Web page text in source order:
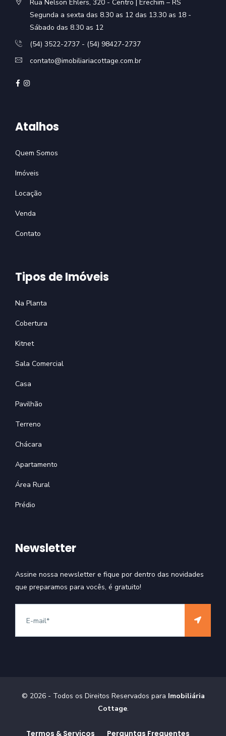
Rua Nelson Ehlers, 320 - Centro | Erechim – RS
Segunda a sexta das 8.30 as 12 das 13.30 as 18 -
Sábado das 8.30 as 12
(54) 3522-2737 - (54) 98427-2737
contato@imobiliariacottage.com.br
Atalhos
Quem Somos
Imóveis
Locação
Venda
Contato
Tipos de Imóveis
Na Planta
Cobertura
Kitnet
Sala Comercial
Casa
Pavilhão
Terreno
Chácara
Apartamento
Área Rural
Prédio
Newsletter
Assine nossa newsletter e fique por dentro das novidades
que preparamos para vocês, é gratuito!
© 2026- Todos os Direitos Reservados para Imobiliária
Cottage.
Termos & Serviços Perguntas Frequentes